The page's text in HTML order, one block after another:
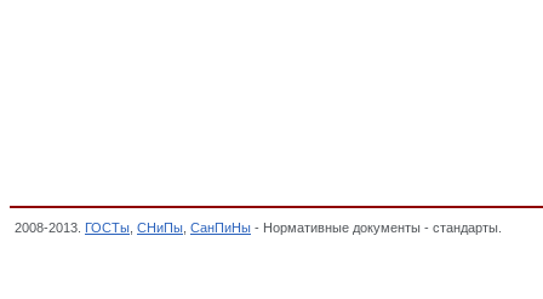
2008-2013. ГОСТы СНиПы СанПиНы - Нормативные документы - стандарты.